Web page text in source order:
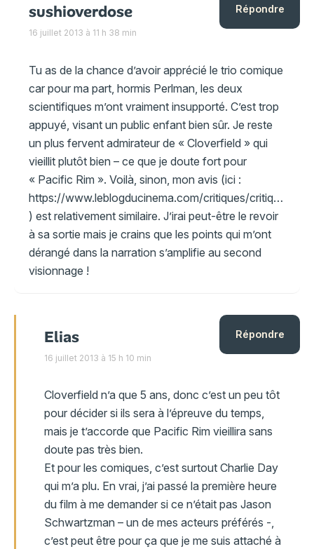
sushioverdose
16 juillet 2013 à 11 h 38 min
Tu as de la chance d’avoir apprécié le trio comique
car pour ma part, hormis Perlman, les deux
scientifiques m’ont vraiment insupporté. C’est trop
appuyé, visant un public enfant bien sûr. Je reste
un plus fervent admirateur de « Cloverfield » qui
vieillit plutôt bien – ce que je doute fort pour
« Pacific Rim ». Voilà, sinon, mon avis (ici :
https://www.leblogducinema.com/critiques/critique-action/pacific-rim/
) est relativement similaire. J’irai peut-être le revoir
à sa sortie mais je crains que les points qui m’ont
dérangé dans la narration s’amplifie au second
visionnage !
Répondre
Elias
16 juillet 2013 à 15 h 10 min
Cloverfield n’a que 5 ans, donc c’est un peu tôt
pour décider si ils sera à l’épreuve du temps,
mais je t’accorde que Pacific Rim vieillira sans
doute pas très bien.
Et pour les comiques, c’est surtout Charlie Day
qui m’a plu. En vrai, j’ai passé la première heure
du film à me demander si ce n’était pas Jason
Schwartzman – un de mes acteurs préférés -,
c’est peut être pour ça que je me suis attaché à
Répondre